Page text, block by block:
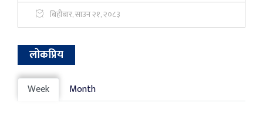
बिहीबार, साउन २१, २०८३
लोकप्रिय
Week Month